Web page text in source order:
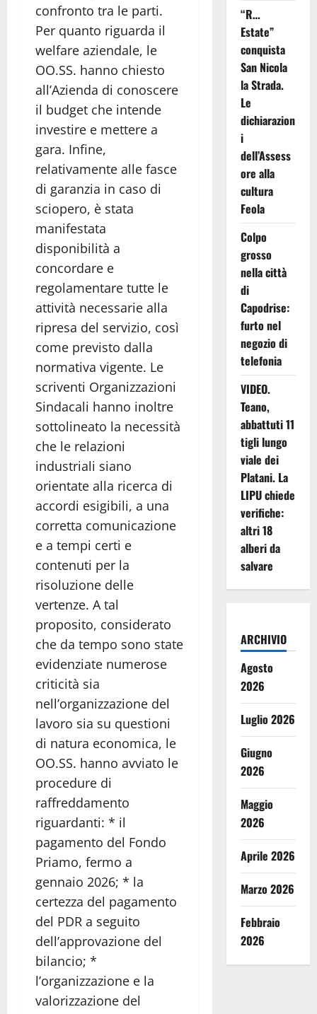
confronto tra le parti.
Per quanto riguarda il
welfare aziendale, le
OO.SS. hanno chiesto
all’Azienda di conoscere
il budget che intende
investire e mettere a
gara. Infine,
relativamente alle fasce
di garanzia in caso di
sciopero, è stata
manifestata
disponibilità a
concordare e
regolamentare tutte le
attività necessarie alla
ripresa del servizio, così
come previsto dalla
normativa vigente. Le
scriventi Organizzazioni
Sindacali hanno inoltre
sottolineato la necessità
che le relazioni
industriali siano
orientate alla ricerca di
accordi esigibili, a una
corretta comunicazione
e a tempi certi e
contenuti per la
risoluzione delle
vertenze. A tal
proposito, considerato
che da tempo sono state
evidenziate numerose
criticità sia
nell’organizzazione del
lavoro sia su questioni
di natura economica, le
OO.SS. hanno avviato le
procedure di
raffreddamento
riguardanti: * il
pagamento del Fondo
Priamo, fermo a
gennaio 2026; * la
certezza del pagamento
del PDR a seguito
dell’approvazione del
bilancio; *
l’organizzazione e la
valorizzazione del
“R…
Estate”
conquista
San Nicola
la Strada.
Le
dichiarazion
i
dell’Assess
ore alla
cultura
Feola
Colpo
grosso
nella città
di
Capodrise:
furto nel
negozio di
telefonia
VIDEO.
Teano,
abbattuti 11
tigli lungo
viale dei
Platani. La
LIPU chiede
verifiche:
altri 18
alberi da
salvare
ARCHIVIO
Agosto
2026
Luglio 2026
Giugno
2026
Maggio
2026
Aprile 2026
Marzo 2026
Febbraio
2026